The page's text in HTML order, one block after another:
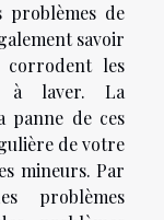
problèmes de
savoir
corrodent les
à laver. La
panne de ces
de votre
mineurs. Par
problèmes